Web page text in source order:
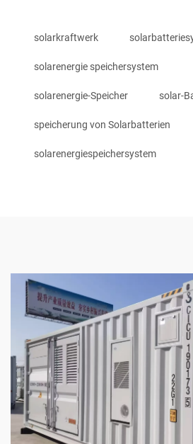
solarkraftwerk
solarenergie speichersystem
solarenergie-Speicher solar-
speicherung von Solarbatterien
solarenergiespeichersystem